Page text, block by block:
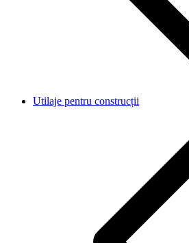
Utilaje pentru construcții